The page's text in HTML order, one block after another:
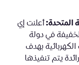
أعلنت إي
في دولة
الكهربائية بهدف
يتم تنفيذها